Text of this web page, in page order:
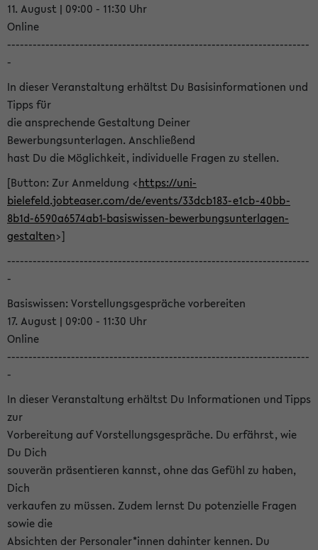
11. August | 09:00 - 11:30 Uhr
Online
-----------------------------------------------------------------------
-
In dieser Veranstaltung erhältst Du Basisinformationen und
Tipps für
die ansprechende Gestaltung Deiner
Bewerbungsunterlagen. Anschließend
hast Du die Möglichkeit, individuelle Fragen zu stellen.
[Button: Zur Anmeldung <https://uni-
bielefeld.jobteaser.com/de/events/33dcb183-e1cb-40bb-
8b1d-6590a6574ab1-basiswissen-bewerbungsunterlagen-
gestalten>]
-----------------------------------------------------------------------
-
Basiswissen: Vorstellungsgespräche vorbereiten
17. August | 09:00 - 11:30 Uhr
Online
-----------------------------------------------------------------------
-
In dieser Veranstaltung erhältst Du Informationen und Tipps
zur
Vorbereitung auf Vorstellungsgespräche. Du erfährst, wie
Du Dich
souverän präsentieren kannst, ohne das Gefühl zu haben,
Dich
verkaufen zu müssen. Zudem lernst Du potenzielle Fragen
sowie die
Absichten der Personaler*innen dahinter kennen. Du